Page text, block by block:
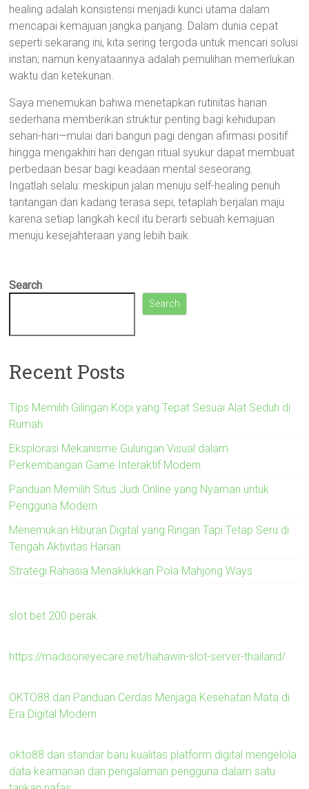
healing adalah konsistensi menjadi kunci utama dalam
mencapai kemajuan jangka panjang. Dalam dunia cepat
seperti sekarang ini, kita sering tergoda untuk mencari solusi
instan; namun kenyataannya adalah pemulihan memerlukan
waktu dan ketekunan.
Saya menemukan bahwa menetapkan rutinitas harian
sederhana memberikan struktur penting bagi kehidupan
sehari-hari—mulai dari bangun pagi dengan afirmasi positif
hingga mengakhiri hari dengan ritual syukur dapat membuat
perbedaan besar bagi keadaan mental seseorang.
Ingatlah selalu: meskipun jalan menuju self-healing penuh
tantangan dan kadang terasa sepi, tetaplah berjalan maju
karena setiap langkah kecil itu berarti sebuah kemajuan
menuju kesejahteraan yang lebih baik.
Search
Search
Recent Posts
Tips Memilih Gilingan Kopi yang Tepat Sesuai Alat Seduh di
Rumah
Eksplorasi Mekanisme Gulungan Visual dalam
Perkembangan Game Interaktif Modern
Panduan Memilih Situs Judi Online yang Nyaman untuk
Pengguna Modern
Menemukan Hiburan Digital yang Ringan Tapi Tetap Seru di
Tengah Aktivitas Harian
Strategi Rahasia Menaklukkan Pola Mahjong Ways
slot bet 200 perak
https://madisoneyecare.net/hahawin-slot-server-thailand/
OKTO88 dan Panduan Cerdas Menjaga Kesehatan Mata di
Era Digital Modern
okto88 dan standar baru kualitas platform digital mengelola
data keamanan dan pengalaman pengguna dalam satu